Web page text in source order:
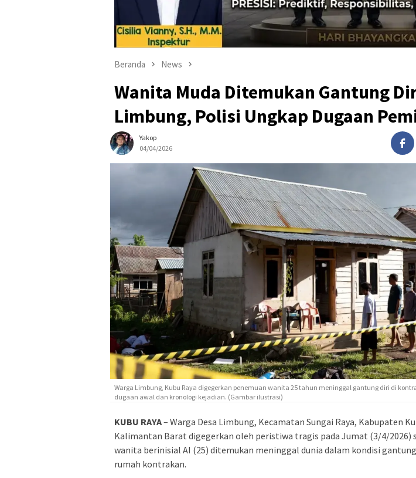
Beranda News
Wanita Muda Ditemukan Gantung
Limbung, Polisi Ungkap Dugaan
Yakop
04/04/2026
Warga Limbung, Kubu Raya digegerkan penemuan wanita 25 tahun meninggal gantung diri di
dugaan awal dan kronologi kejadian. (Gambar ilustrasi)
KUBU RAYA– Warga Desa Limbung, Kecamatan Sungai Raya, Kabupaten
Kalimantan Barat digegerkan oleh peristiwa tragis pada Jumat (3/4/2026)
wanita berinisial AI (25) ditemukan meninggal dunia dalam kondisi
rumah kontrakan.